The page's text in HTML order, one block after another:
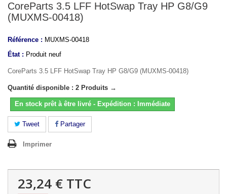
CoreParts 3.5 LFF HotSwap Tray HP G8/G9
(MUXMS-00418)
Référence : MUXMS-00418
État : Produit neuf
CoreParts 3.5 LFF HotSwap Tray HP G8/G9 (MUXMS-00418)
Quantité disponible : 2 Produits →
En stock prêt à être livré - Expédition : Immédiate
Tweet Partager
Imprimer
23,24 € TTC